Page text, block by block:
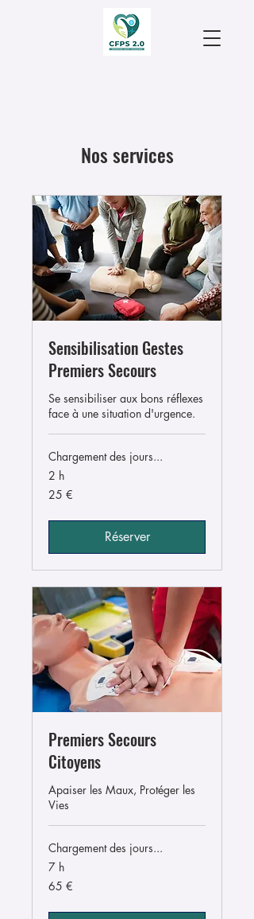
Nos services
Sensibilisation Gestes
Premiers Secours
Se sensibiliser aux bons réflexes
face à une situation d'urgence.
Chargement des jours...
2 h
25
euros
25 €
Réserver
Premiers Secours
Citoyens
Apaiser les Maux, Protéger les
Vies
Chargement des jours...
7 h
65
euros
65 €